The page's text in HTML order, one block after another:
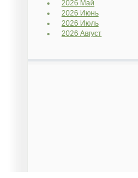
2026 Май
2026 Июнь
2026 Июль
2026 Август